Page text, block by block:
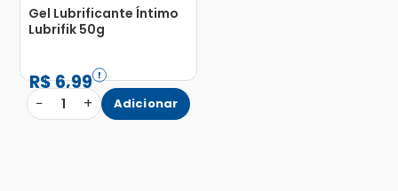
Gel Lubrificante Íntimo
Lubrifik 50g
R$6,99
− 1 + Adicionar